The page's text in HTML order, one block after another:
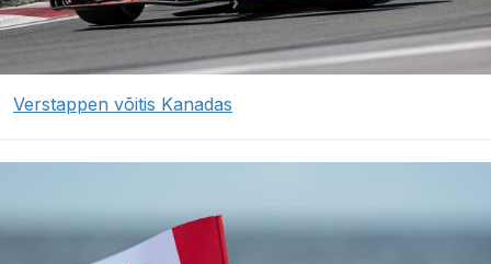
Verstappen võitis Kanadas